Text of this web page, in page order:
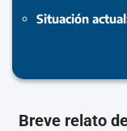
Situación
Breve relato